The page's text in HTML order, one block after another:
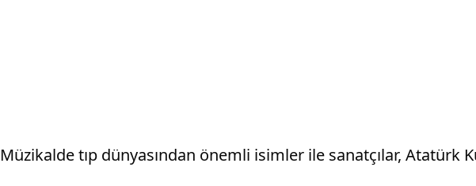
Müzikalde tıp dünyasından önemli isimler ile sanatçılar,